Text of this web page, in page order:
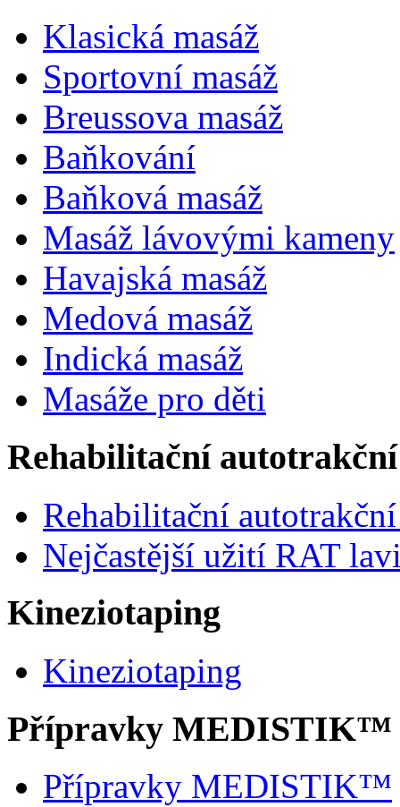
Klasická masáž
Sportovní masáž
Breussova masáž
Baňkování
Baňková masáž
Masáž lávovými kameny
Havajská masáž
Medová masáž
Indická masáž
Masáže pro děti
Rehabilitační
Rehabilitační
Nejčastější užití RAT
Kineziotaping
Kineziotaping
Přípravky MEDISTIK™
Přípravky MEDISTIK™